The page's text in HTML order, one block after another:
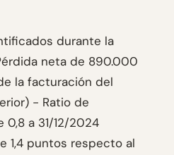
durante la
neta de 890.000
la facturación del
- Ratio de
0,8 a 31/12/2024
1,4 puntos respecto al